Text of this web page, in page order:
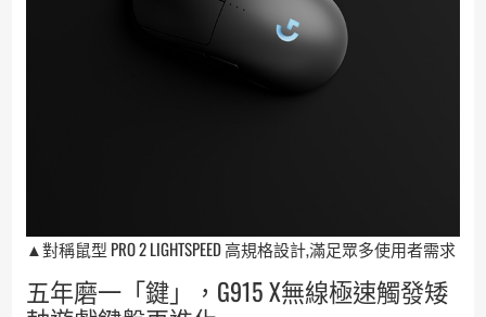
▲對稱鼠型 PRO 2 LIGHTSPEED 高規格設計,滿足眾多使用者需求
五年磨一「鍵」，G915 X無線極速觸發矮